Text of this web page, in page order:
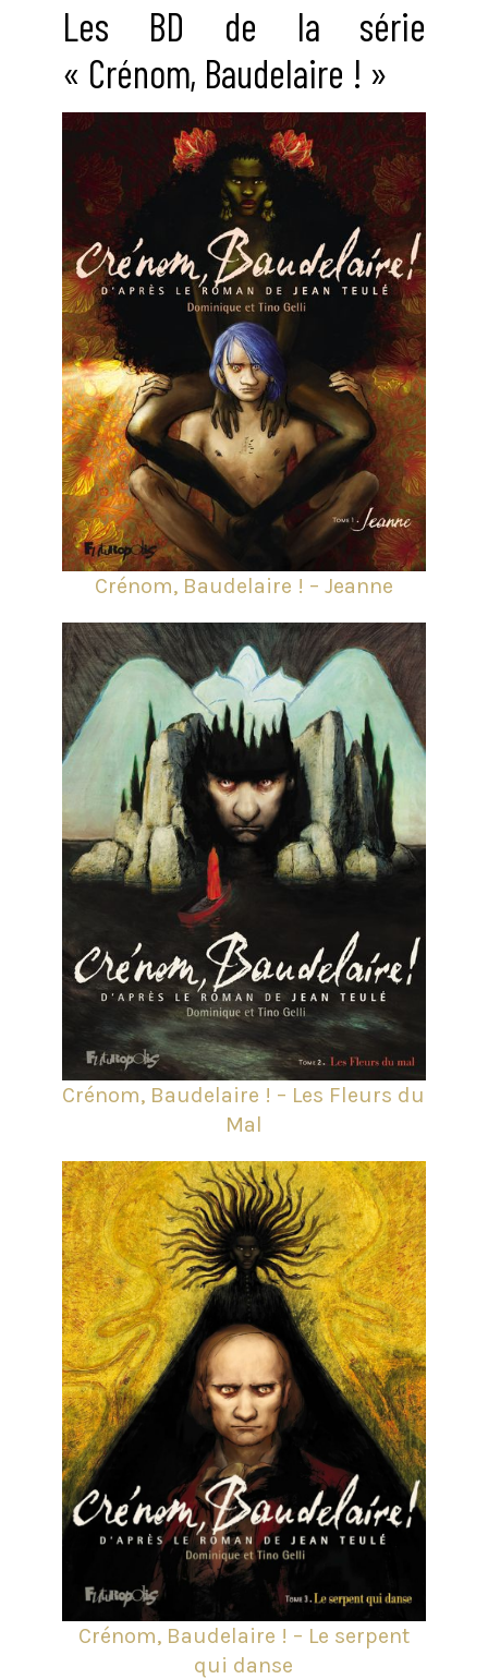
Les BD de la série
« Crénom, Baudelaire ! »
Crénom, Baudelaire ! – Jeanne
Crénom, Baudelaire ! – Les Fleurs du
Mal
Crénom, Baudelaire ! – Le serpent
qui danse